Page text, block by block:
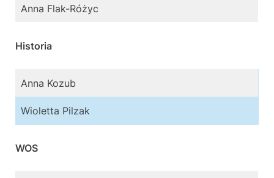
Anna Flak-Różyc
Historia
Anna Kozub
Wioletta Pilzak
WOS